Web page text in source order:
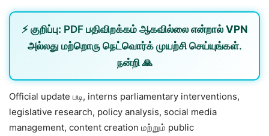
⚡ குறிப்பு: PDF பதிவிறக்கம் ஆகவில்லை என்றால் VPN
அல்லது மற்றொரு நெட்வொர்க்முயற்சி செய்யுங்கள்.
நன்றி 🙏
Official update படி, interns parliamentary interventions,
legislative research, policy analysis, social media
management, content creation மற்றும் public